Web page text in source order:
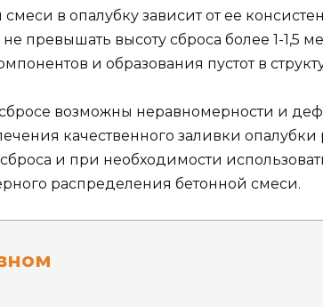
в опалубку зависит от ее
превышать высоту сброса более 1-1,5
и образования пустот в
возможны неравномерности и
качественного заливки опалубки
и при необходимости
распределения бетонной смеси.